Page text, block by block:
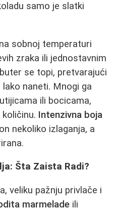
samo je slatki
sobnoj temperaturi
zraka ili jednostavnim
se topi, pretvarajući
naneti. Mnogi ga
ili bocicama,
Intenzivna boja
nekoliko izlaganja, a
Šta Zaista Radi?
veliku pažnju privlače i
marmelade ili